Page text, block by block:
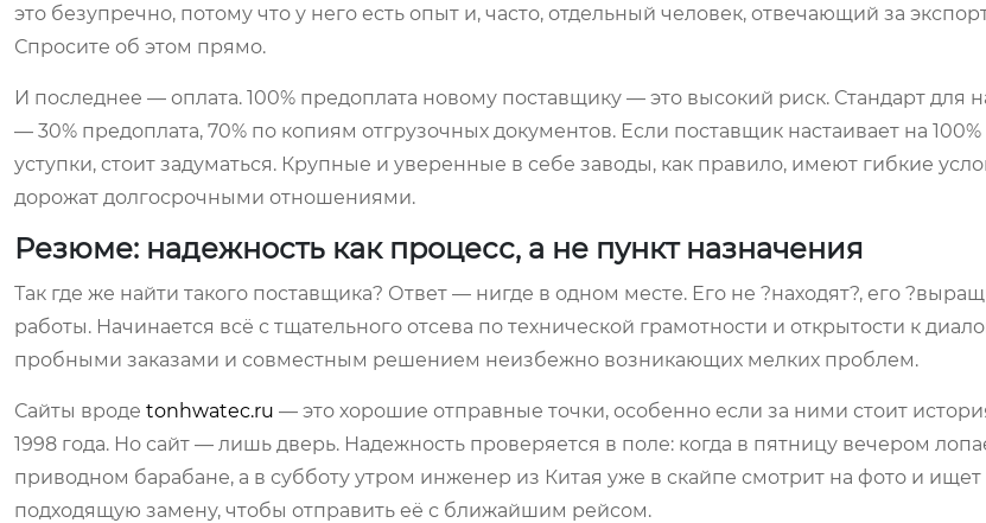
это безупречно, потому что у него есть опыт и, часто, отдельный человек, отвечающий за
Спросите об этом прямо.
И последнее — оплата. 100% предоплата новому поставщику — это высокий риск. Стандарт для
— 30% предоплата, 70% по копиям отгрузочных документов. Если поставщик настаивает на
уступки, стоит задуматься. Крупные и уверенные в себе заводы, как правило, имеют гибкие
дорожат долгосрочными отношениями.
Резюме: надежность как процесс, а не пункт назначения
Так где же найти такого поставщика? Ответ — нигде в одном месте. Его не ?находят?, его
работы. Начинается всё с тщательного отсева по технической грамотности и открытости к
пробными заказами и совместным решением неизбежно возникающих мелких проблем.
Сайты вроде tonhwatec.ru — это хорошие отправные точки, особенно если за ними стоит
1998 года. Но сайт — лишь дверь. Надежность проверяется в поле: когда в пятницу вечером
приводном барабане, а в субботу утром инженер из Китая уже в скайпе смотрит на фото и ищет
подходящую замену, чтобы отправить её с ближайшим рейсом.